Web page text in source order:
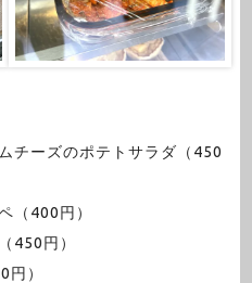
チーズのポテトサラダ（450
（400円）
450円）
円）